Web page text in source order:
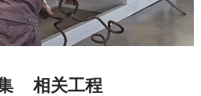
相关工程